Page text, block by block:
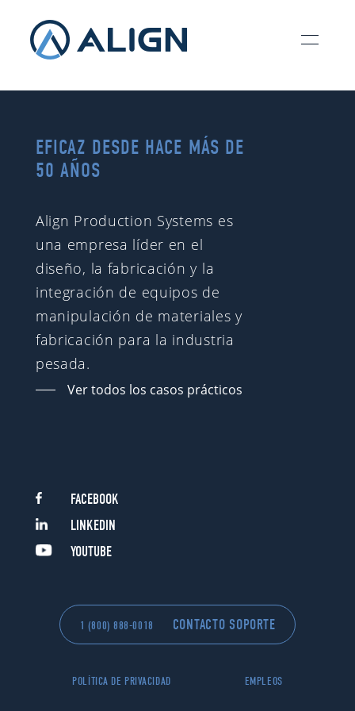
EFICAZ DESDE HACE MÁS DE
50 AÑOS
Align Production Systems es
una empresa líder en el
diseño, la fabricación y la
integración de equipos de
manipulación de materiales y
fabricación para la industria
pesada.
Ver todos los casos prácticos
FACEBOOK
LINKEDIN
YOUTUBE
POLÍTICA DE PRIVACIDAD EMPLEOS
1 (800) 888-0018 CONTACTO SOPORTE